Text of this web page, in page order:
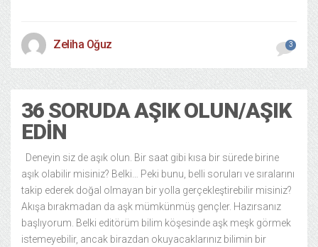
Zeliha Oğuz 3
36 SORUDA AŞIK OLUN/AŞIK
EDIN
Deneyin siz de aşık olun. Bir saat gibi kısa bir sürede birine
aşık olabilir misiniz? Belki… Peki bunu, belli soruları ve sıralarını
takip ederek doğal olmayan bir yolla gerçekleştirebilir misiniz?
Akışa bırakmadan da aşk mümkünmüş gençler. Hazırsanız
başlıyorum. Belki editörüm bilim köşesinde aşk meşk görmek
istemeyebilir, ancak birazdan okuyacaklarınız bilimin bir